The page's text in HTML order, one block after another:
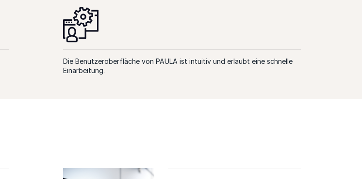
Die Benutzeroberfläche von PAULA ist intuitiv und erlaubt eine schnelle
Einarbeitung.